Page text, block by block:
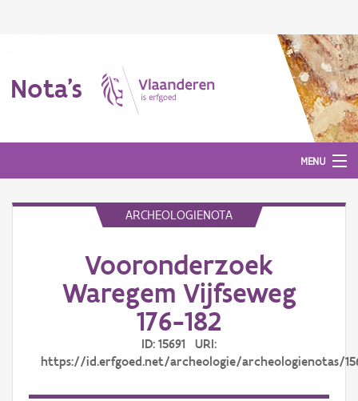
Nota's
MENU
ARCHEOLOGIENOTA
Vooronderzoek
Waregem Vijfseweg
176-182
ID: 15691 URI:
https://id.erfgoed.net/archeologie/archeologienotas/